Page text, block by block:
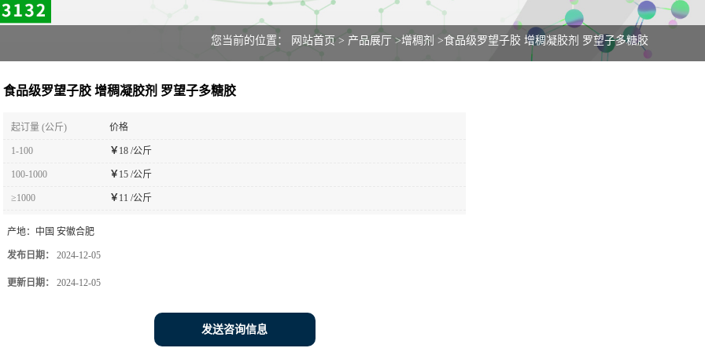
您当前的位置： 网站首页 > 产品展厅 >增稠剂 >食品级罗望子胶 增稠凝胶剂 罗望子多糖胶
食品级罗望子胶 增稠凝胶剂 罗望子多糖胶
起订量 (公斤) 价格
1-100 ￥ 18 /公斤
100-1000 ￥ 15 /公斤
≥1000 ￥ 11 /公斤
产地： 中国 安徽合肥
发布日期： 2024-12-05
更新日期： 2024-12-05
发送咨询信息